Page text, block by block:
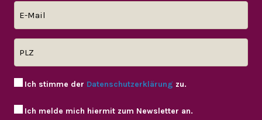
Ich stimme der Datenschutzerklärung zu.
Ich melde mich hiermit zum Newsletter an.